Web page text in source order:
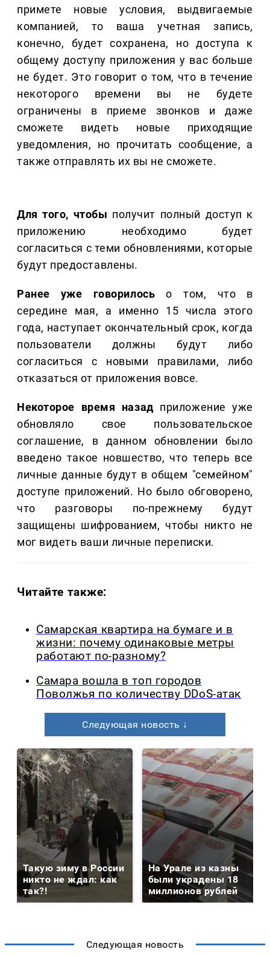
примете новые условия, выдвигаемые
компанией, то ваша учетная запись,
конечно, будет сохранена, но доступа к
общему доступу приложения у вас больше
не будет. Это говорит о том, что в течение
некоторого времени вы не будете
ограничены в приеме звонков и даже
сможете видеть новые приходящие
уведомления, но прочитать сообщение, а
также отправлять их вы не сможете.
Для того, чтобы получит полный доступ к
приложению необходимо будет
согласиться с теми обновлениями, которые
будут предоставлены.
Ранее уже говорилось о том, что в
середине мая, а именно 15 числа этого
года, наступает окончательный срок, когда
пользователи должны будут либо
согласиться с новыми правилами, либо
отказаться от приложения вовсе.
Некоторое время назад приложение уже
обновляло свое пользовательское
соглашение, в данном обновлении было
введено такое новшество, что теперь все
личные данные будут в общем "семейном"
доступе приложений. Но было обговорено,
что разговоры по-прежнему будут
защищены шифрованием, чтобы никто не
мог видеть ваши личные переписки.
Читайте также:
Самарская квартира на бумаге и в
жизни: почему одинаковые метры
работают по-разному?
Самара вошла в топ городов
Поволжья по количеству DDoS-атак
Следующая новость ↓
Такую зиму в России
никто не ждал: как
так?!
На Урале из казны
были украдены 18
миллионов рублей
Следующая новость